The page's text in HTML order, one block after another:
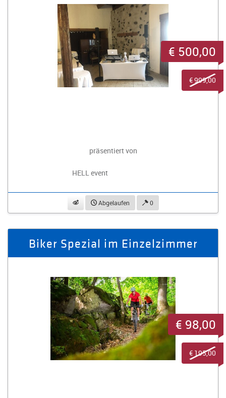
präsentiert von
HELL event
beobachtenAbgelaufen 0
€ 500,00
€ 999,00
Biker Spezial im Einzelzimmer
€ 98,00
€ 195,00